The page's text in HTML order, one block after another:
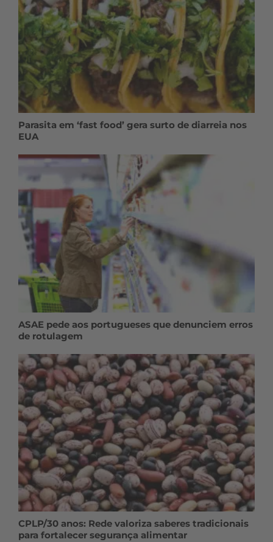
Parasita em ‘fast food’ gera surto de diarreia nos
EUA
ASAE pede aos portugueses que denunciem erros
de rotulagem
CPLP/30 anos: Rede valoriza saberes tradicionais
para fortalecer segurança alimentar